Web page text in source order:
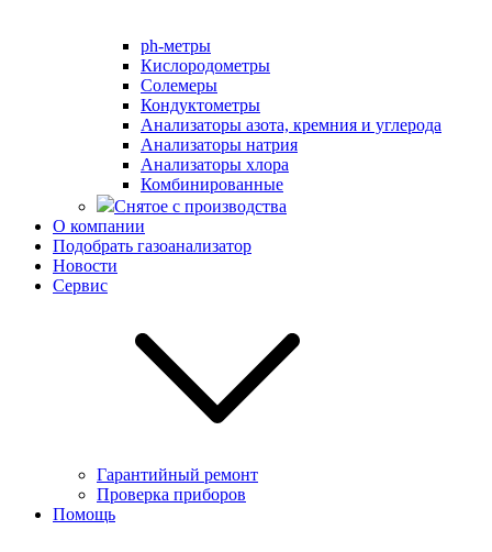
ph-метры
Кислородометры
Солемеры
Кондуктометры
Анализаторы азота, кремния и углерода
Анализаторы натрия
Анализаторы хлора
Комбинированные
Снятое с производства
О компании
Подобрать газоанализатор
Новости
Сервис
Гарантийный ремонт
Проверка приборов
Помощь